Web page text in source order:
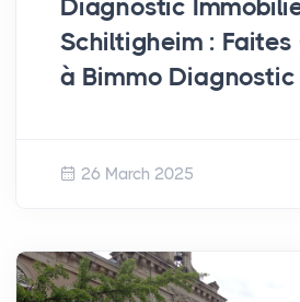
Diagnostic
Schiltigheim :
à Bimmo Diagnostic
26 March 2025